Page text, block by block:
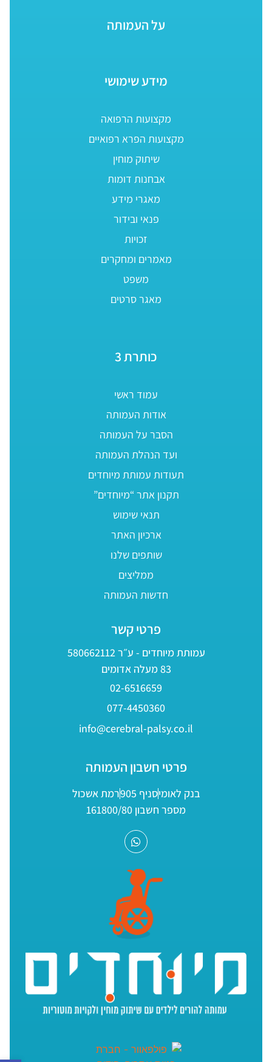
על העמותה
מידע שימושי
מקצועות הרפואה
מקצועות הפרא רפואיים
שיתוק מוחין
אבחנות דומות
מאגרי מידע
פנאי ובידור
זכויות
מאמרים ומחקרים
משפט
מאגר סרטים
כותרת 3
עמוד ראשי
אודות העמותה
הסבר על העמותה
ועד הנהלת העמותה
תעודות עמותת מיוחדים
תקנון אתר “מיוחדים”
תנאי שימוש
ארכיון האתר
שותפים שלנו
ממליצים
חדשות העמותה
פרטי קשר
עמותת מיוחדים - ע״ר 580662112
83 מעלה אדומים
02-6516659
077-4450360
info@cerebral-palsy.co.il
פרטי חשבון העמותה
בנק לאומיסניף 905
רמת אשכול
מספר חשבון 161800/80